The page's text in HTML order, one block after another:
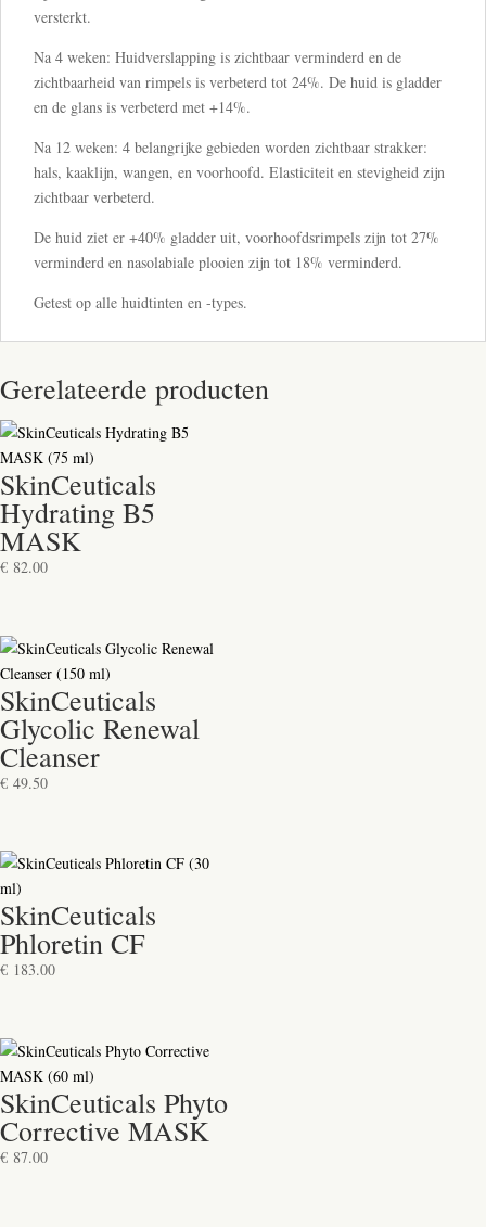
versterkt.
Na 4 weken: Huidverslapping is zichtbaar verminderd en de
zichtbaarheid van rimpels is verbeterd tot 24%. De huid is gladder
en de glans is verbeterd met +14%.
Na 12 weken: 4 belangrijke gebieden worden zichtbaar strakker:
hals, kaaklijn, wangen, en voorhoofd. Elasticiteit en stevigheid zijn
zichtbaar verbeterd.
De huid ziet er +40% gladder uit, voorhoofdsrimpels zijn tot 27%
verminderd en nasolabiale plooien zijn tot 18% verminderd.
Getest op alle huidtinten en -types.
Gerelateerde producten
SkinCeuticals
Hydrating B5
MASK
€ 82.00
SkinCeuticals
Glycolic Renewal
Cleanser
€ 49.50
SkinCeuticals
Phloretin CF
€ 183.00
SkinCeuticals Phyto
Corrective MASK
€ 87.00